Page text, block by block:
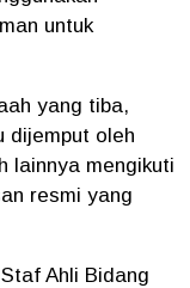
untuk
yang tiba,
dijemput oleh
lainnya mengikuti
resmi yang
Ahli Bidang